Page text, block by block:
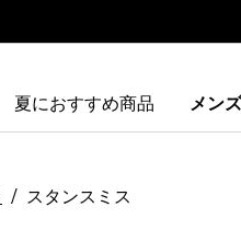
夏におすすめ商品 メンズ
スタンスミス